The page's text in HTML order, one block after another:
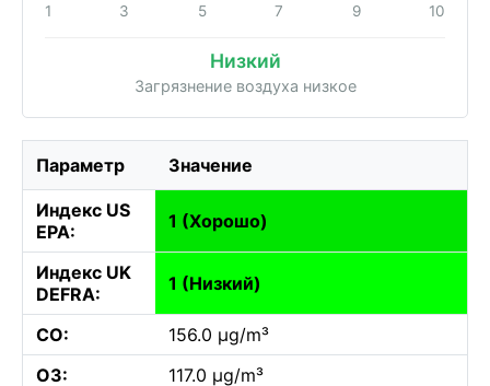
1 3 5 7 9 10
Низкий
Загрязнение воздуха низкое
Параметр Значение
Индекс US
EPA:
1 (Хорошо)
Индекс UK
DEFRA:
1 (Низкий)
CO:
156.0 µg/m³
O3:
117.0 µg/m³